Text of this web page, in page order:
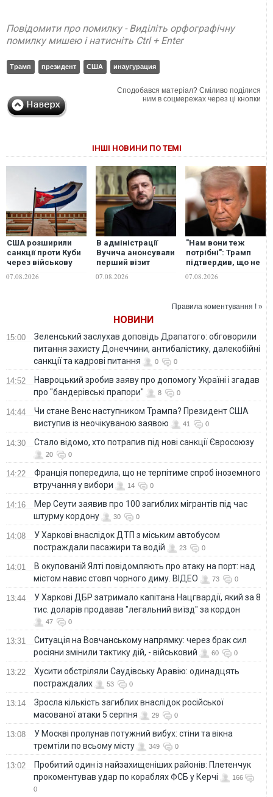
Повідомити про помилку - Виділіть орфографічну
помилку мишею і натисніть Ctrl + Enter
Трамп президент США инаугурация
Сподобався матеріал? Сміливо поділися
ним в соцмережах через ці кнопки
ІНШІ НОВИНИ ПО ТЕМІ
США розширили
санкції проти Куби
через військову
Росією та Китаєм
07.08.2026
В адміністрації
Вучича анонсували
перший візит
Сербії
07.08.2026
"Нам вони теж
потрібні": Трамп
підтвердив, що не
перехоплювачі до
07.08.2026
Правила коментування ! »
НОВИНИ
15:00
Зеленський заслухав доповідь Драпатого: обговорили
питання захисту Донеччини, антибалістику, далекобійні
санкції та кадрові питання
0 0
14:52
Навроцький зробив заяву про допомогу Україні і згадав
про "бандерівські прапори"
8 0
14:44
Чи стане Венс наступником Трампа? Президент США
виступив із неочікуваною заявою
41 0
14:30 Стало відомо, хто потрапив під нові санкції Євросоюзу
20 0
14:22
Франція попередила, що не терпітиме спроб іноземного
втручання у вибори
14 0
14:16
Мер Сеути заявив про 100 загиблих мігрантів під час
штурму кордону
30 0
14:08
У Харкові внаслідок ДТП з міським автобусом
постраждали пасажири та водій
23 0
14:01
В окупованій Ялті повідомляють про атаку на порт: над
містом навис стовп чорного диму. ВІДЕО
73 0
13:44
У Харкові ДБР затримало капітана Нацгвардії, який за 8
тис. доларів продавав "легальний виїзд" за кордон
47 0
13:31
Ситуація на Вовчанському напрямку: через брак сил
росіяни змінили тактику дій, - військовий
60 0
13:22
Хусити обстріляли Саудівську Аравію: одинадцять
постраждалих
53 0
13:14
Зросла кількість загиблих внаслідок російської
масованої атаки 5 серпня
29 0
13:08
У Москві пролунав потужний вибух: стіни та вікна
тремтіли по всьому місту
349 0
13:02
Пробитий один із найзахищеніших районів: Плетенчук
прокоментував удар по кораблях ФСБ у Керчі
166
0